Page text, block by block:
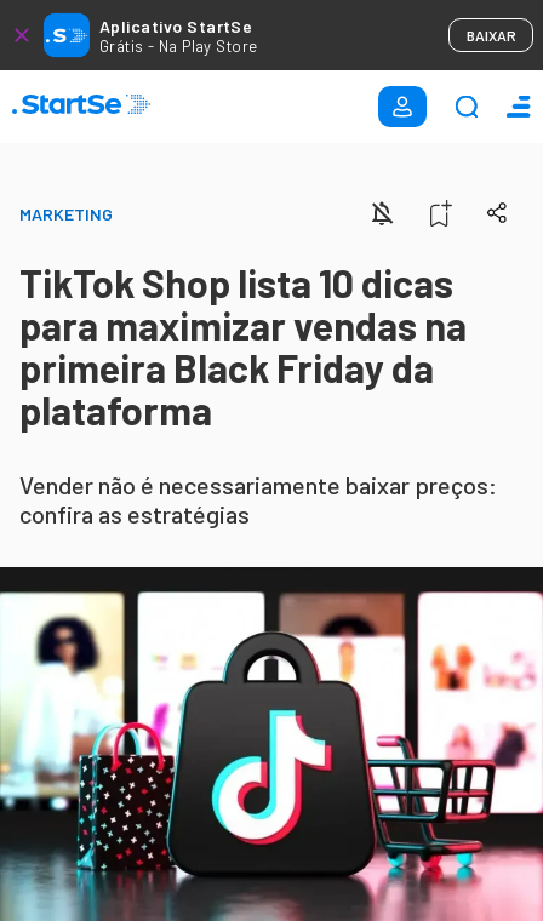
Aplicativo StartSe
Grátis - Na Play Store
BAIXAR
MARKETING
TikTok Shop lista 10 dicas
para maximizar vendas na
primeira Black Friday da
plataforma
Vender não é necessariamente baixar preços:
confira as estratégias